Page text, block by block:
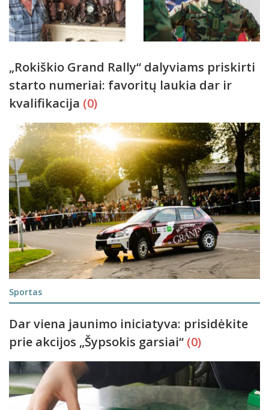
„Rokiškio Grand Rally“ dalyviams priskirti
starto numeriai: favoritų laukia dar ir
kvalifikacija (0)
Sportas
Dar viena jaunimo iniciatyva: prisidėkite
prie akcijos „Šypsokis garsiai“ (0)